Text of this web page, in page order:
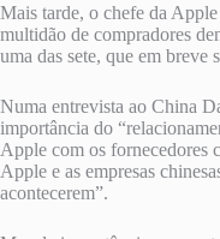
Mais tarde, o chefe da
multidão de compradores
uma das sete, que em breve
Numa entrevista ao China
importância do
Apple com os fornecedores
Apple e as empresas
acontecerem”.